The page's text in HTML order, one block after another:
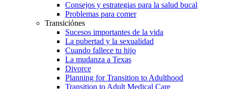
Consejos y estrategias para la salud bucal
Problemas para comer
Transiciónes
Sucesos importantes de la vida
La pubertad y la sexualidad
Cuando fallece tu hijo
La mudanza a Texas
Divorce
Planning for Transition to Adulthood
Transition to Adult Medical Care